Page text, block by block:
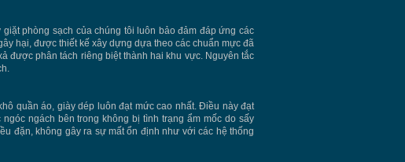
phòng sạch của chúng tôi luôn bảo đảm đáp ứng các
hại, được thiết kế xây dựng dựa theo các chuẩn mực đã
được phân tách riêng biệt thành hai khu vực. Nguyên tắc
quần áo, giày dép luôn đạt mức cao nhất. Điều này đạt
ngách bên trong không bị tình trạng ẩm mốc do sấy
đặn, không gây ra sự mất ổn định như với các hệ thống